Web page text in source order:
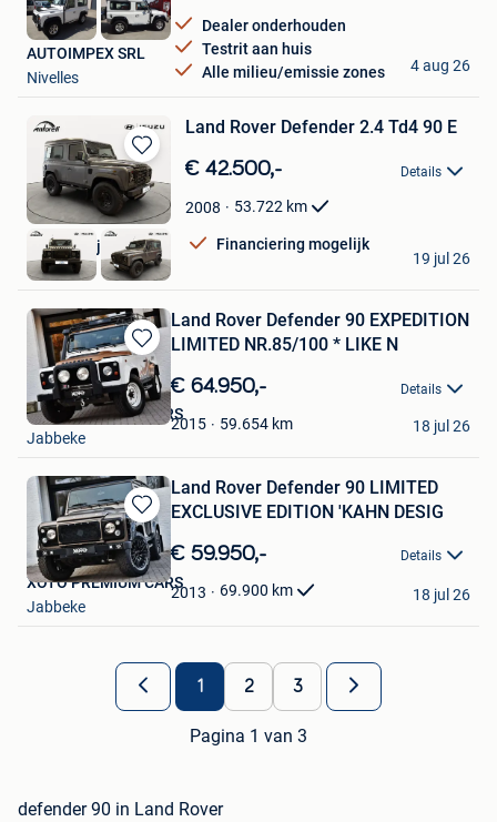
Dealer onderhouden
Testrit aan huis
Alle milieu/emissie zones
AUTOIMPEX SRL
Nivelles
4 aug 26
Bewaren
in
Mijn
Favorieten
Land Rover Defender 2.4 Td4 90 E
€ 42.500,- Details
2008 53.722 km
Financiering mogelijk
Autobedrijf Antoreti
Hamme
19 jul 26
Bewaren
in
Mijn
Favorieten
Land Rover Defender 90 EXPEDITION
LIMITED NR.85/100 * LIKE N
€ 64.950,- Details
2015 59.654 km
XOTO PREMIUM CARS
Jabbeke
18 jul 26
Bewaren
in
Mijn
Favorieten
Land Rover Defender 90 LIMITED
EXCLUSIVE EDITION 'KAHN DESIG
€ 59.950,- Details
2013 69.900 km
XOTO PREMIUM CARS
Jabbeke
18 jul 26
1 2 3
Pagina 1 van 3
defender 90 in Land Rover